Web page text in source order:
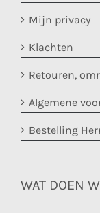
Mijn privacy
Klachten
Retouren,
Algemene
Bestelling
WAT DOEN